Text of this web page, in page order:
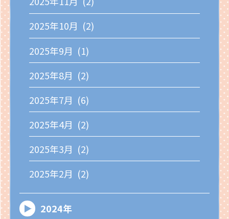
2025年10月 (2)
2025年9月 (1)
2025年8月 (2)
2025年7月 (6)
2025年4月 (2)
2025年3月 (2)
2025年2月 (2)
2024年